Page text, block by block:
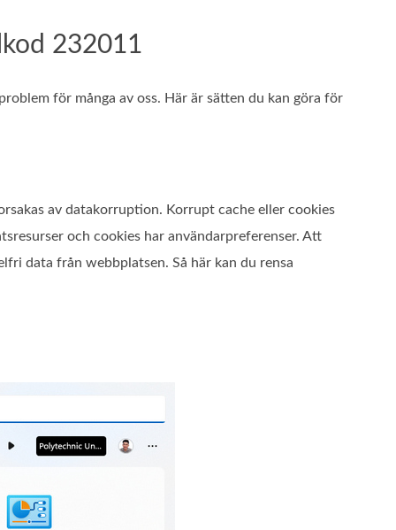
232011
för många av oss. Här är sätten du kan göra för
av datakorruption. Korrupt cache eller cookies
och cookies har användarpreferenser. Att
data från webbplatsen. Så här kan du rensa